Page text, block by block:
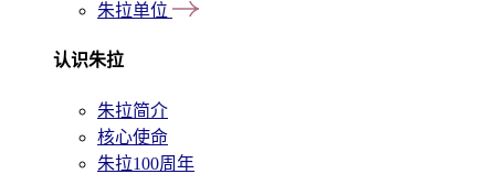
朱拉单位
认识朱拉
朱拉简介
核心使命
朱拉100周年